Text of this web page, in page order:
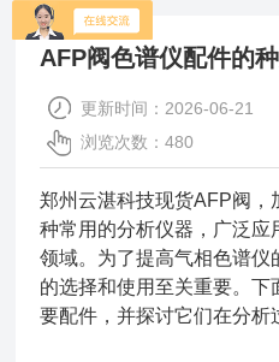
AFP阀色谱仪配件的
更新时间：2026-06-21
浏览次数：480
郑州云湛科技现货AFP阀，
种常用的分析仪器，广泛
领域。为了提高气相色谱
的选择和使用至关重要。下
要配件，并探讨它们在分析